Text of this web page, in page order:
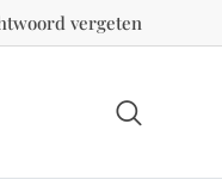
vergeten